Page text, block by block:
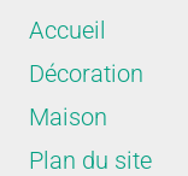
Accueil
Décoration
Maison
Plan du site